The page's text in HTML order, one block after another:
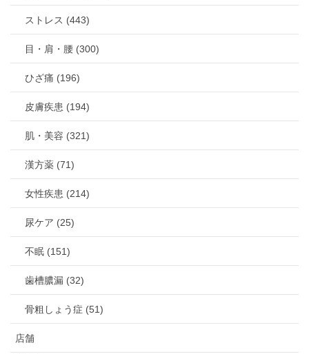
ストレス (443)
目・肩・腰 (300)
ひざ痛 (196)
皮膚疾患 (194)
肌・美容 (321)
漢方薬 (71)
女性疾患 (214)
尿ケア (25)
不眠 (151)
歯槽膿漏 (32)
骨粗しょう症 (51)
店舗